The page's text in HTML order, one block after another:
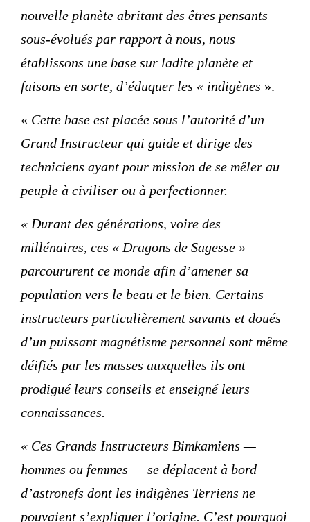
nouvelle planète abritant des êtres pensants
sous-évolués par rapport à nous, nous
établissons une base sur ladite planète et
faisons en sorte, d’éduquer les « indigènes ».
« Cette base est placée sous l’autorité d’un
Grand Instructeur qui guide et dirige des
techniciens ayant pour mission de se mêler au
peuple à civiliser ou à perfectionner.
« Durant des générations, voire des
millénaires, ces « Dragons de Sagesse »
parcoururent ce monde afin d’amener sa
population vers le beau et le bien. Certains
instructeurs particulièrement savants et doués
d’un puissant magnétisme personnel sont même
déifiés par les masses auxquelles ils ont
prodigué leurs conseils et enseigné leurs
connaissances.
« Ces Grands Instructeurs Bimkamiens —
hommes ou femmes — se déplacent à bord
d’astronefs dont les indigènes Terriens ne
pouvaient s’expliquer l’origine. C’est pourquoi